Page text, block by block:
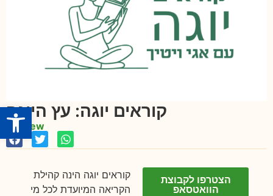
Open toolbar
קוראים יוגה: עץ היוגה
Hebrew
קוראים יוגה הינה קהילת
הקריאה המיועדת לכל מי
הצטרפו לקבוצת
הוואטסאפ